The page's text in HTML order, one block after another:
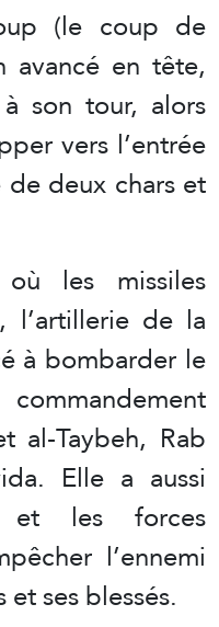
(le coup de
avancé en tête,
son tour, alors
vers l’entrée
deux chars et
les missiles
l’artillerie de la
à bombarder le
al-Taybeh, Rab
Elle a aussi
les forces
l’ennemi
ses blessés.